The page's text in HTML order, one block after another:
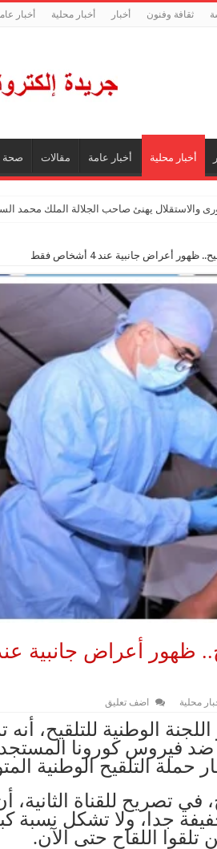
ثقافة وفنون أخبار أخبار محلية أخبار
أخبار محلية أخبار عامة مقالات صحة
والاستقلال يهنئ صاحب الجلالة الملك محمد
أعراض جانبية عند 4 أشخاص فقط
محلية اضف تعليق
الوطنية للتلقيح،
حملة التلقيح الوطنية
في تصريح للقناة الثانية،
جدا، ولا تشكل نسبة
اللقاح حتى الآن.